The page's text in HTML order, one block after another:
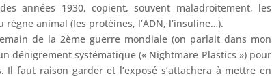
années 1930, copient, souvent maladroitement, les
animal (les protéines, l’ADN, l’insuline…).
de la 2ème guerre mondiale (on parlait dans mon
dénigrement systématique (« Nightmare Plastics ») pour
faut raison garder et l’exposé s’attachera à mettre en